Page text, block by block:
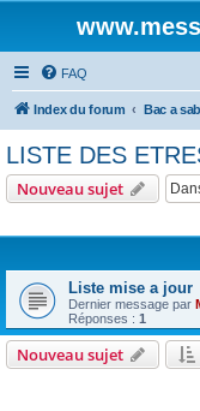
FAQ
Index du forum Bac a
LISTE DES
Nouveau sujet
Liste mise a jour
Dernier message par
Réponses : 1
Nouveau sujet